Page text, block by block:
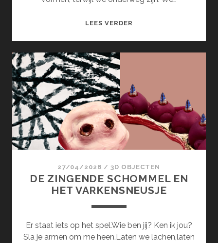
LEES VERDER
27/04/2026 /3D OBJECTEN
DE ZINGENDE SCHOMMEL EN
HET VARKENSNEUSJE
Er staat iets op het spel.Wie ben jij? Ken ik jou?
Sla je armen om me heen.Laten we lachen,laten